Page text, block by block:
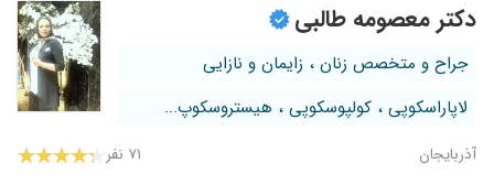
دکتر معصومه طالبی
جراح و متخصص زنان ، زایمان و نازایی
لاپاراسکوپی ، کولپوسکوپی ، هیستروسکوپ...
آذربایجان ۷۱ نفر